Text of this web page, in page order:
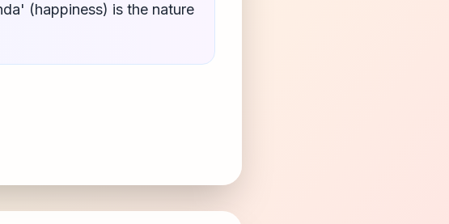
(happiness) is the nature